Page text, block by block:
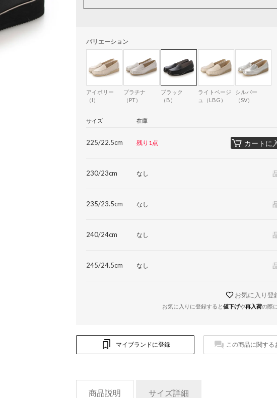
バリエーション
アイボリー
（I）
プラチナ
（PT）
ブラック
（B）
ライトベージ
ュ（LBG）
シルバー
（SV）
サイズ 在庫
225/22.5cm 残り1点 カートに
230/23cm なし
235/23.5cm なし
240/24cm なし
245/24.5cm なし
お気に入り登
お気に入りに登録すると値下げや再入荷の際
マイブランドに登録 この商品に関する
商品説明 サイズ詳細